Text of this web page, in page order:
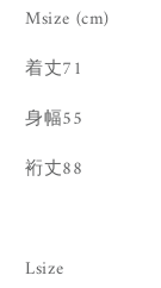
Msize (cm)
着丈71
身幅55
裄丈88
Lsize